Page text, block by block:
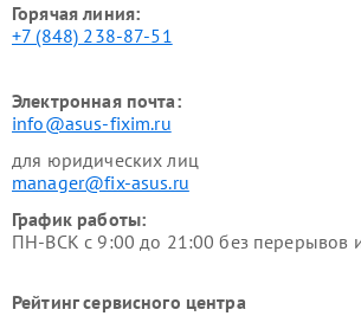
Горячая линия:
+7 (848) 238-87-51
Электронная почта:
info@asus-fixim.ru
для юридических лиц
manager@fix-asus.ru
График работы:
ПН-ВСК с 9:00 до 21:00 без перерывов
Рейтинг сервисного центра